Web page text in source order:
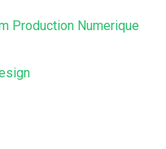
Production Numerique